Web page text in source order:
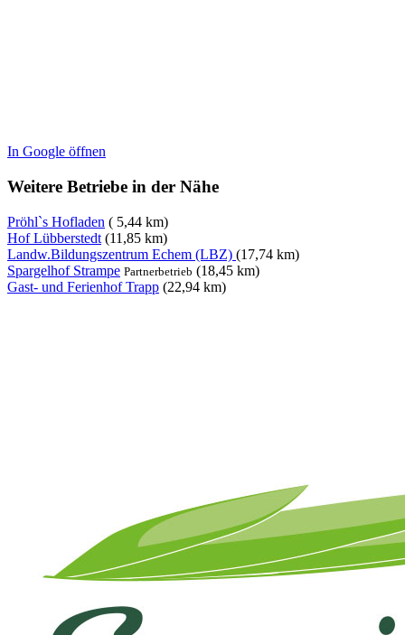
In Google öffnen
Weitere Betriebe in der Nähe
Pröhl`s Hofladen ( 5,44 km)
Hof Lübberstedt (11,85 km)
Landw.Bildungszentrum Echem (LBZ) (17,74 km)
Spargelhof Strampe Partnerbetrieb (18,45 km)
Gast- und Ferienhof Trapp (22,94 km)